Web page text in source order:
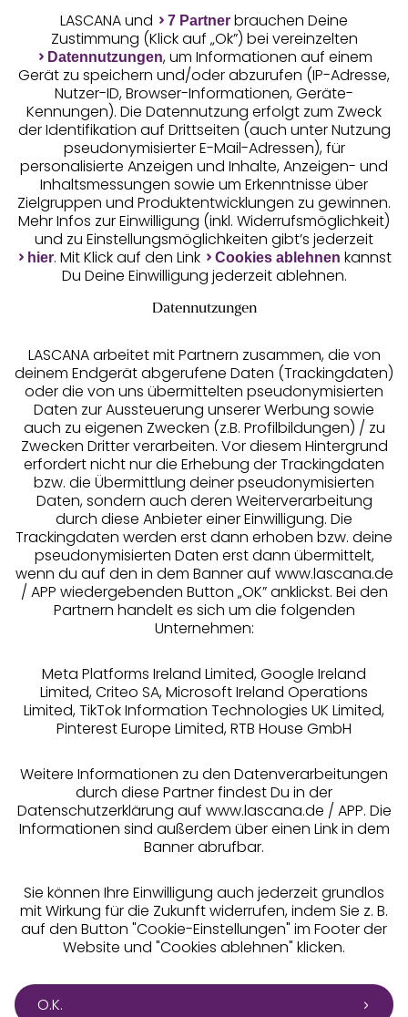
Geprüfte Sicherheit
Unsere Apps
Services
Beratung
Über uns
Rechtliches
Alle Preise inkl. MwSt., zzgl.
Versandkosten
LASCANA und 7 Partner brauchen Deine
Zustimmung (Klick auf „Ok”) bei vereinzelten
Datennutzungen, um Informationen auf einem
Gerät zu speichern und/oder abzurufen (IP-Adresse,
Nutzer-ID, Browser-Informationen, Geräte-
Kennungen). Die Datennutzung erfolgt zum Zweck
der Identifikation auf Drittseiten (auch unter Nutzung
pseudonymisierter E-Mail-Adressen), für
personalisierte Anzeigen und Inhalte, Anzeigen- und
Inhaltsmessungen sowie um Erkenntnisse über
Zielgruppen und Produktentwicklungen zu gewinnen.
Mehr Infos zur Einwilligung (inkl. Widerrufsmöglichkeit)
und zu Einstellungsmöglichkeiten gibt’s jederzeit
hier. Mit Klick auf den Link Cookies ablehnen kannst
Du Deine Einwilligung jederzeit ablehnen.
Datennutzungen
LASCANA arbeitet mit Partnern zusammen, die von
deinem Endgerät abgerufene Daten (Trackingdaten)
oder die von uns übermittelten pseudonymisierten
Daten zur Aussteuerung unserer Werbung sowie
auch zu eigenen Zwecken (z.B. Profilbildungen) / zu
Zwecken Dritter verarbeiten. Vor diesem Hintergrund
erfordert nicht nur die Erhebung der Trackingdaten
bzw. die Übermittlung deiner pseudonymisierten
Daten, sondern auch deren Weiterverarbeitung
durch diese Anbieter einer Einwilligung. Die
Trackingdaten werden erst dann erhoben bzw. deine
pseudonymisierten Daten erst dann übermittelt,
wenn du auf den in dem Banner auf www.lascana.de
/ APP wiedergebenden Button „OK” anklickst. Bei den
Partnern handelt es sich um die folgenden
Unternehmen:
Meta Platforms Ireland Limited, Google Ireland
Limited, Criteo SA, Microsoft Ireland Operations
Limited, TikTok Information Technologies UK Limited,
Pinterest Europe Limited, RTB House GmbH
Weitere Informationen zu den Datenverarbeitungen
durch diese Partner findest Du in der
Datenschutzerklärung auf www.lascana.de / APP. Die
Informationen sind außerdem über einen Link in dem
Banner abrufbar.
Sie können Ihre Einwilligung auch jederzeit grundlos
mit Wirkung für die Zukunft widerrufen, indem Sie z. B.
auf den Button "Cookie-Einstellungen" im Footer der
Website und "Cookies ablehnen" klicken.
O.K.